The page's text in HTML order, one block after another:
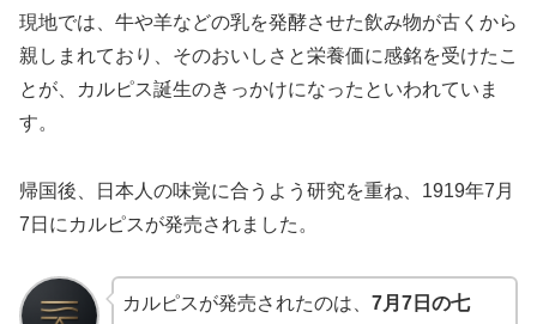
現地では、牛や羊などの乳を発酵させた飲み物が古くから
親しまれており、そのおいしさと栄養価に感銘を受けたこ
とが、カルピス誕生のきっかけになったといわれていま
す。
帰国後、日本人の味覚に合うよう研究を重ね、1919年7月
7日にカルピスが発売されました。
カルピスが発売されたのは、 7月7日の七